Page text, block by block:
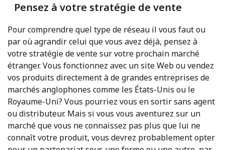
Pensez à votre stratégie de vente
Pour comprendre quel type de réseau il vous faut ou
par où agrandir celui que vous avez déjà, pensez à
votre stratégie de vente sur votre prochain marché
étranger. Vous fonctionnez avec un site Web ou vendez
vos produits directement à de grandes entreprises de
marchés anglophones comme les États-Unis ou le
Royaume-Uni? Vous pourriez vous en sortir sans agent
ou distributeur. Mais si vous vous aventurez sur un
marché que vous ne connaissez pas plus que lui ne
connaît votre produit, vous devrez probablement opter